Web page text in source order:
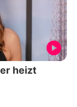
heizt